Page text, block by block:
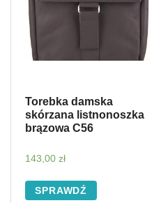
Torebka damska
skórzana listnonoszka
brązowa C56
143,00 zł
SPRAWDŹ